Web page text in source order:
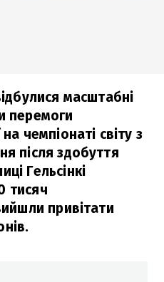
масштабні
перемоги
чемпіонаті світу з
після здобуття
Гельсінкі
тисяч
привітати